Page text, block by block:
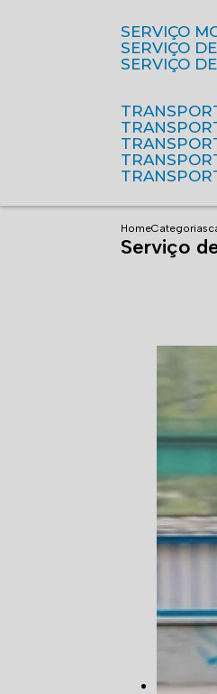
SERVIÇO
SERVIÇO
SERVIÇO
HomeCategorias
Serviço